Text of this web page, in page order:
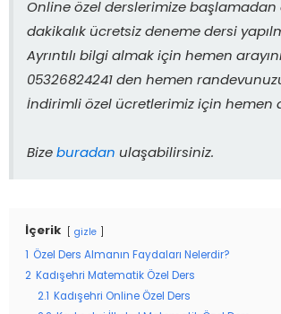
Online özel derslerimize başlamadan
dakikalık ücretsiz deneme dersi
Ayrıntılı bilgi almak için hemen
05326824241 den hemen randevunuzu
İndirimli özel ücretlerimiz için hemen
Bize buradan ulaşabilirsiniz.
İçerik gizle
Özel Ders Almanın Faydaları Nelerdir?
2 Kadışehri Matematik Özel Ders
2.1
Kadışehri Online Özel Ders